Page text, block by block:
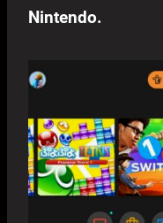
Nintendo.